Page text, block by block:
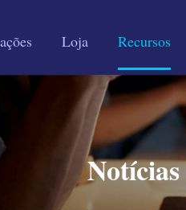
Loja Recursos
Notícias